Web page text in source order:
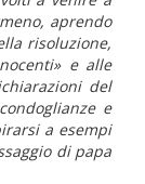
aprendo
risoluzione,
e alle
del
e
a esempi
di papa